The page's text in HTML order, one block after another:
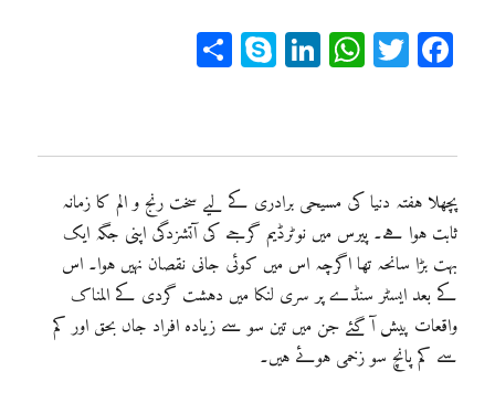
Fa
ce
ok
T
wi
er
W
ha
A
pp
Li
n
dI
n
Sk
yp
پچھلا ہفتہ دنیا کی مسیحی برادری کے لیے سخت رنج و الم کا زمانہ
ثابت ہوا ہے۔ پیرس میں نوٹرڈیم گرجے کی آتشزدگی اپنی جگہ ایک
بہت بڑا سانحہ تھا اگرچہ اس میں کوئی جانی نقصان نہیں ہوا۔ اس
کے بعد ایسٹر سنڈے پر سری لنکا میں دہشت گردی کے المناک
واقعات پیش آ گئے جن میں تین سو سے زیادہ افراد جاں بحق اور کم
سے کم پانچ سو زخمی ہوئے ہیں۔